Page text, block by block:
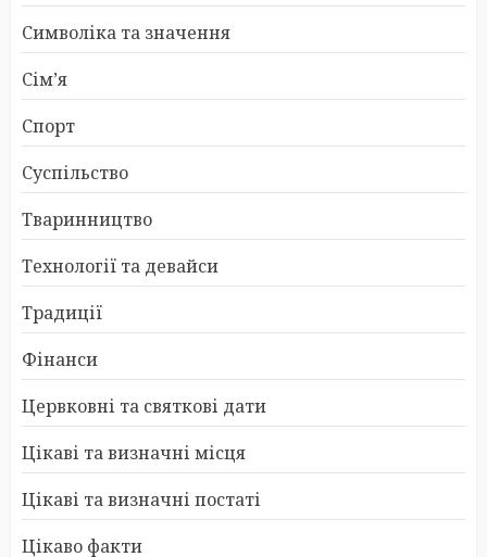
Символіка та значення
Сім’я
Спорт
Суспільство
Тваринництво
Технології та девайси
Традиції
Фінанси
Цервковні та святкові дати
Цікаві та визначні місця
Цікаві та визначні постаті
Цікаво факти